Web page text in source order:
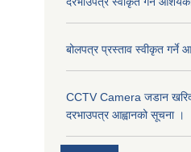
बोलपत्र प्रस्ताव स्वीकृत गर्ने
CCTV Camera जडान खरिद
दरभाउपत्र आह्वानको सूचना ।